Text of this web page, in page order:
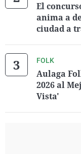
El
anima a
ciudad a
FOLK
Aulaga
2026 al
Vista'